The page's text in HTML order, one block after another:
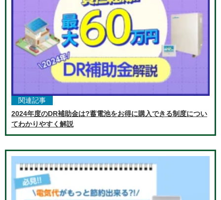
関連記事
2024年度のDR補助金は?蓄電池をお得に購入できる制度につい
てわかりやすく解説